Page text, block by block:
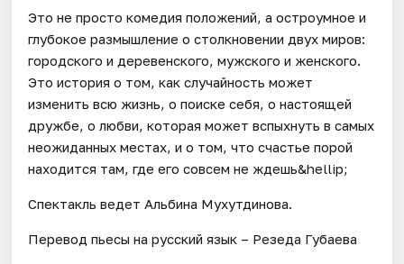
Это не просто комедия положений, а остроумное и
глубокое размышление о столкновении двух миров:
городского и деревенского, мужского и женского.
Это история о том, как случайность может
изменить всю жизнь, о поиске себя, о настоящей
дружбе, о любви, которая может вспыхнуть в самых
неожиданных местах, и о том, что счастье порой
находится там, где его совсем не ждешь&hellip;
Спектакль ведет Альбина Мухутдинова.
Перевод пьесы на русский язык – Резеда Губаева